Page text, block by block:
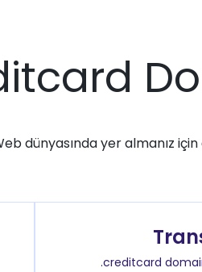
dünyasında yer almanız
.creditcard